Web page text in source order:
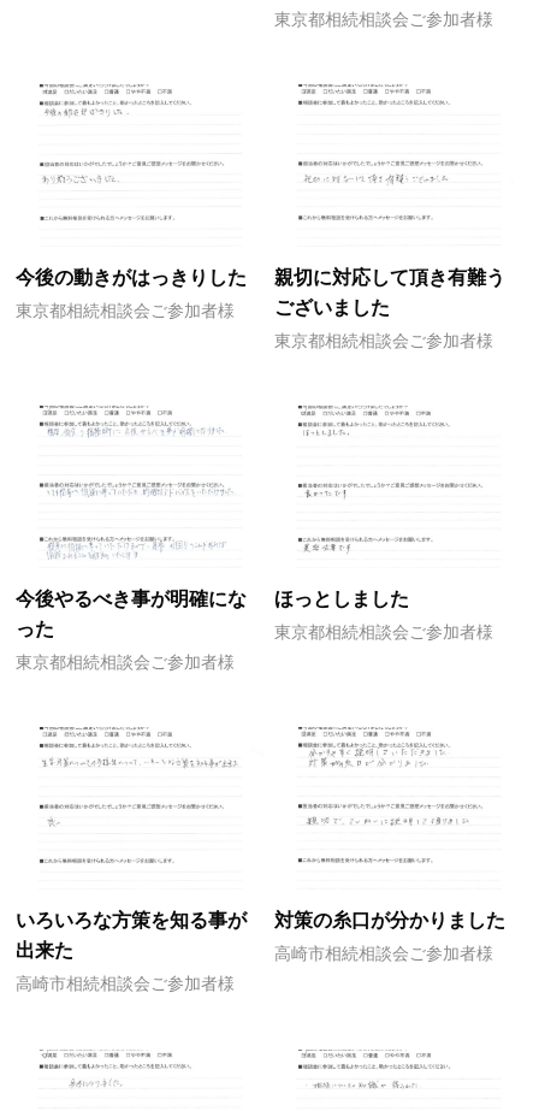
東京都相続相談会ご参加者様
今後の動きがはっきりした
東京都相続相談会ご参加者様
親切に対応して頂き有難う
ございました
東京都相続相談会ご参加者様
今後やるべき事が明確にな
った
東京都相続相談会ご参加者様
ほっとしました
東京都相続相談会ご参加者様
いろいろな方策を知る事が
出来た
高崎市相続相談会ご参加者様
対策の糸口が分かりました
高崎市相続相談会ご参加者様